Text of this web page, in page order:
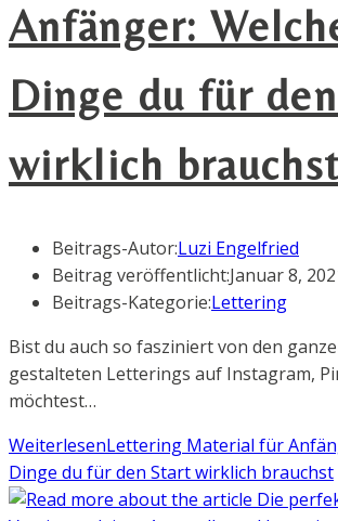
Anfänger:
Dinge du für
wirklich brauchst
Beitrags-Autor:Luzi Engelfried
Beitrag veröffentlicht:Januar 8,
Beitrags-Kategorie:Lettering
Bist du auch so fasziniert von den
gestalteten Letterings auf Instagram,
möchtest…
WeiterlesenLettering Material für
Dinge du für den Start wirklich brauchst